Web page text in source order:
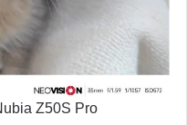
Z50S Pro